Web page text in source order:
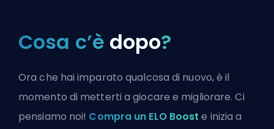
Cosa c’è dopo?
Ora che hai imparato qualcosa di nuovo, è il
momento di metterti a giocare e migliorare. Ci
pensiamo noi! Compra un ELO Boost e inizia a